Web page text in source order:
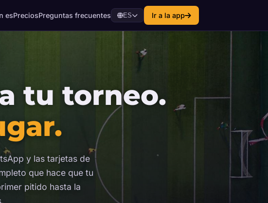
esPreciosPreguntas frecuentes ES Ir a la app
tu torneo.
y las tarjetas de
que hace que tu
pitido hasta la